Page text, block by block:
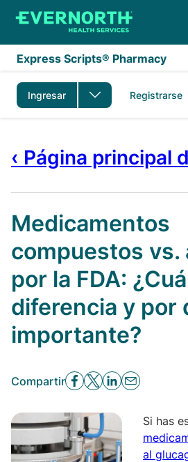
Saltar al contenido principal
Express Scripts® Pharmacy
Ingresar Registrarse
‹ Página principal
Medicamentos
compuestos vs.
por la FDA:
diferencia y por
importante?
Compartir
Si has
al